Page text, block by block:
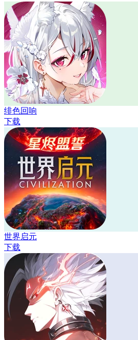
绯色回响
下载
世界启元
下载